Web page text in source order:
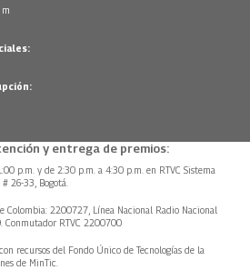
m
y entrega de premios:
p.m. y de 2:30 p.m. a 4:30 p.m. en RTVC Sistema
26-33, Bogotá.
Colombia: 2200727, Línea Nacional Radio Nacional
Conmutador RTVC 2200700
recursos del Fondo Único de Tecnologías de la
de MinTic.